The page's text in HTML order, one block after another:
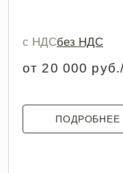
с НДСбез НДС
от 20 000
ПОДРОБНЕЕ